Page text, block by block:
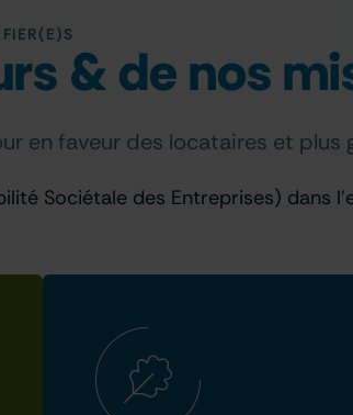
& de nos
en faveur des locataires et
Sociétale des Entreprises) dans